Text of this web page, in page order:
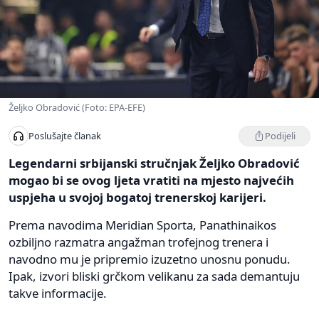
Željko Obradović (Foto: EPA-EFE)
Poslušajte članak Podijeli
Legendarni srbijanski stručnjak Željko Obradović
mogao bi se ovog ljeta vratiti na mjesto najvećih
uspjeha u svojoj bogatoj trenerskoj karijeri.
Prema navodima Meridian Sporta, Panathinaikos
ozbiljno razmatra angažman trofejnog trenera i
navodno mu je pripremio izuzetno unosnu ponudu.
Ipak, izvori bliski grčkom velikanu za sada demantuju
takve informacije.